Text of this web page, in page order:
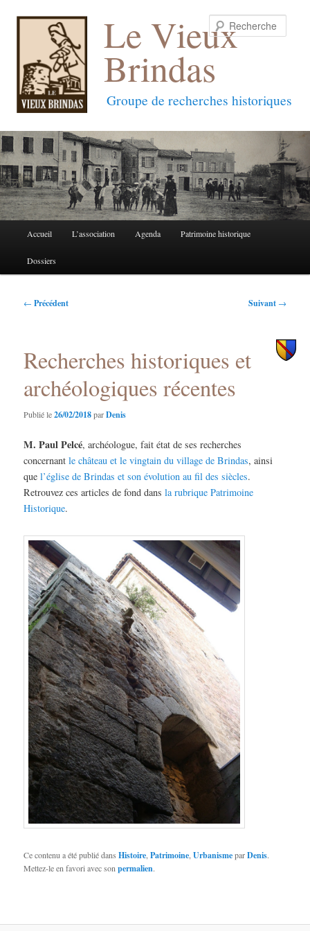
Le Vieux
Brindas
Groupe de recherches historiques
Aller
au
Aller
au
Accueil L’association Agenda Patrimoine historique
Dossiers
Navigation
← Précédent Suivant →
Recherches historiques et
archéologiques récentes
Publié le26/02/2018parDenis
M. Paul Pelcé, archéologue, fait état de ses recherches
concernantle château et le vingtain du village de Brindas, ainsi
quel’église de Brindas et son évolution au fil des siècles.
Retrouvez ces articles de fond dansla rubrique Patrimoine
Historique.
Ce contenu a été publié dansHistoire ,Patrimoine ,UrbanismeparDenis.
Mettez-le en favori avec sonpermalien.